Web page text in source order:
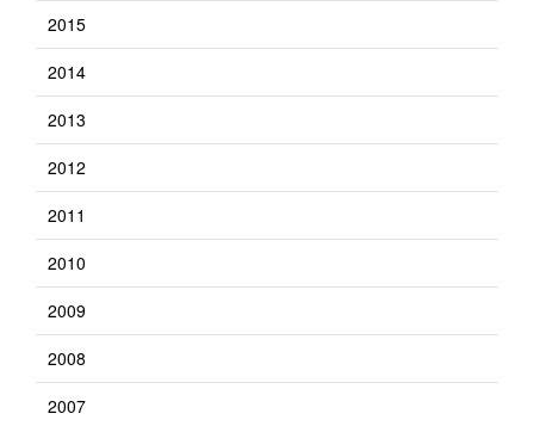
2015
2014
2013
2012
2011
2010
2009
2008
2007